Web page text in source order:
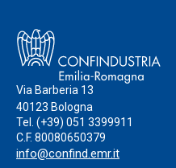
Via Barberia 13
40123 Bologna
Tel. (+39) 051 3399911
C.F. 80080650379
info@confind.emr.it